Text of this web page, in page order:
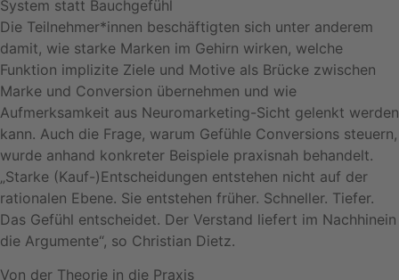
System statt Bauchgefühl
Die Teilnehmer*innen beschäftigten sich unter anderem
damit, wie starke Marken im Gehirn wirken, welche
Funktion implizite Ziele und Motive als Brücke zwischen
Marke und Conversion übernehmen und wie
Aufmerksamkeit aus Neuromarketing-Sicht gelenkt werden
kann. Auch die Frage, warum Gefühle Conversions steuern,
wurde anhand konkreter Beispiele praxisnah behandelt.
„Starke (Kauf-)Entscheidungen entstehen nicht auf der
rationalen Ebene. Sie entstehen früher. Schneller. Tiefer.
Das Gefühl entscheidet. Der Verstand liefert im Nachhinein
die Argumente“, so Christian Dietz.
Von der Theorie in die Praxis